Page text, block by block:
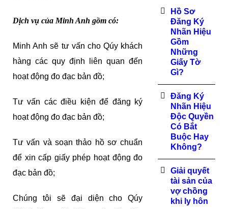
Dịch vụ của Minh Anh gồm có:
Minh Anh sẽ tư vấn cho Qúy khách
hàng các quy định liên quan đến
hoạt động đo đạc bản đồ;
Tư vấn các điều kiện để đăng ký
hoạt động đo đạc bản đồ;
Tư vấn và soạn thảo hồ sơ chuẩn
để xin cấp giấy phép hoạt động đo
đạc bản đồ;
Chúng tôi sẽ đại diện cho Qúy
Hồ Sơ
Đăng Ký
Nhãn Hiệu
Gồm
Những
Giấy Tờ
Gì?
Đăng Ký
Nhãn Hiệu
Độc Quyền
Có Bắt
Buộc Hay
Không?
Giải quyết
tài sản của
vợ chồng
khi ly hôn